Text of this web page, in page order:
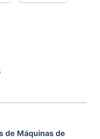
de Máquinas de